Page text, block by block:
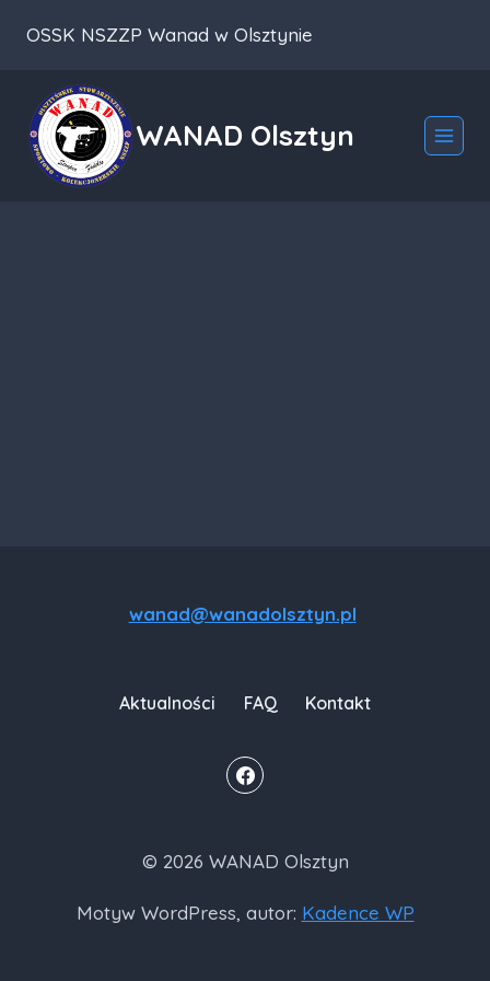
OSSK NSZZP Wanad w Olsztynie
WANAD Olsztyn
wanad@wanadolsztyn.pl
Aktualności FAQ Kontakt
© 2026 WANAD Olsztyn
Motyw WordPress, autor: Kadence WP